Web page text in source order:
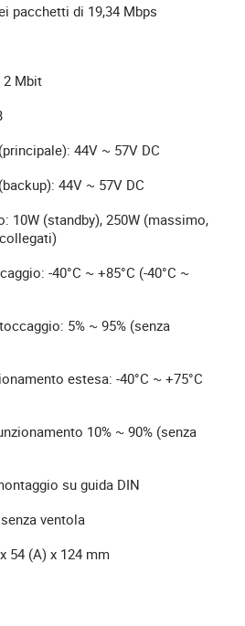
pacchetti di 19,34 Mbps
2 Mbit
44V ~ 57V DC
44V ~ 57V DC
10W (standby), 250W (massimo,
-40°C ~ +85°C (-40°C ~
5% ~ 95% (senza
estesa: -40°C ~ +75°C
10% ~ 90% (senza
su guida DIN
ventola
54 (A) x 124 mm